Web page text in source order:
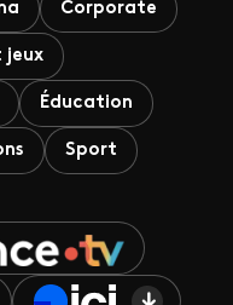
Corporate
jeux
Éducation
Sport